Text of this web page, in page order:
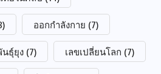
ออกกำลังกาย (7)
นธุ์ยุง (7) เลขเปลี่ยนโลก (7)